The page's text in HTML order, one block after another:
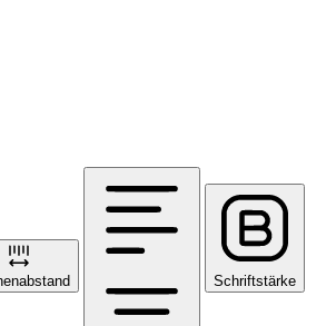
Schriftstärke